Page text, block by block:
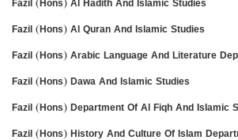
Fazil (Hons) Al Quran And Islamic Studies
Fazil (Hons) Arabic Language And Literature
Fazil (Hons) Dawa And Islamic Studies
Fazil (Hons) Department Of Al Fiqh And Islamic
Fazil (Hons) History And Culture Of Islam